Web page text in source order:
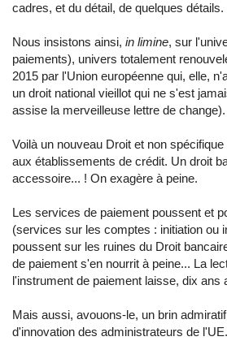
cadres, et du détail, de quelques détails.
Nous insistons ainsi, in limine, sur
paiements), univers totalement
2015 par l'Union européenne qui, elle,
un droit national vieillot qui ne s'est
assise la merveilleuse lettre de change).
Voilà un nouveau Droit et non
aux établissements de crédit. Un droit
accessoire... ! On exagère à peine.
Les services de paiement poussent et
(services sur les comptes : initiation ou
poussent sur les ruines du Droit
de paiement s'en nourrit à peine... La
l'instrument de paiement laisse, dix ans
Mais aussi, avouons-le, un brin
d'innovation des administrateurs de